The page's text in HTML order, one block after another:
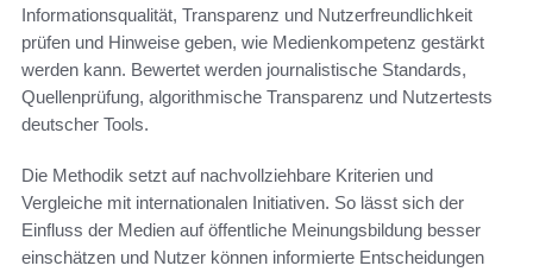
Informationsqualität, Transparenz und Nutzerfreundlichkeit
prüfen und Hinweise geben, wie Medienkompetenz gestärkt
werden kann. Bewertet werden journalistische Standards,
Quellenprüfung, algorithmische Transparenz und Nutzertests
deutscher Tools.
Die Methodik setzt auf nachvollziehbare Kriterien und
Vergleiche mit internationalen Initiativen. So lässt sich der
Einfluss der Medien auf öffentliche Meinungsbildung besser
einschätzen und Nutzer können informierte Entscheidungen